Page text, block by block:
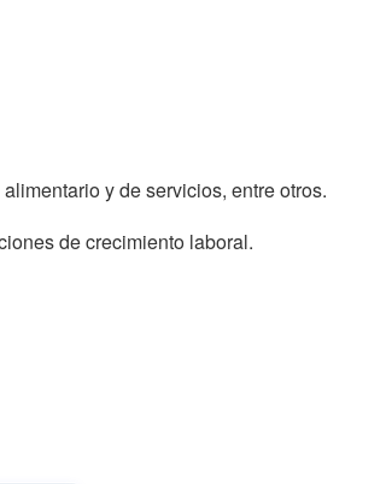
y de servicios, entre otros.
de crecimiento laboral.